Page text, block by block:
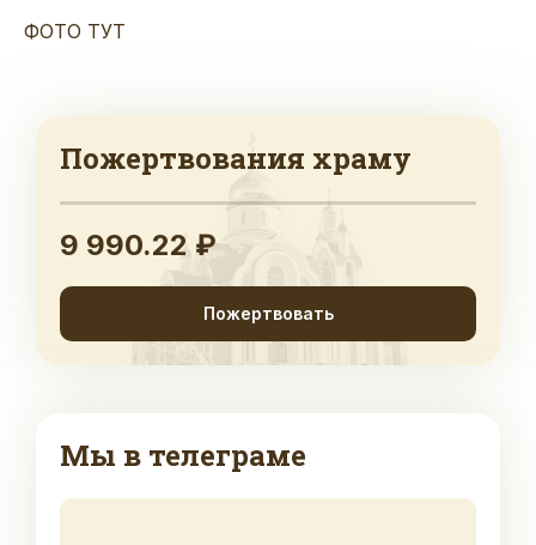
ФОТО ТУТ
Пожертвования храму
9 990.22 ₽
Пожертвовать
Мы в телеграме